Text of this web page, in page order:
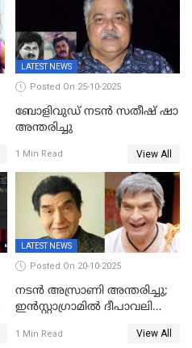
LATEST NEWS
Posted On 25-10-2025
ബോളിവുഡ് നടൻ സതീഷ് ഷാ
അന്തരിച്ചു
1 Min Read View All
LATEST NEWS
Posted On 20-10-2025
നടന്‍ അസ്രാണി അന്തരിച്ചു;
ഇന്‍‌സ്റ്റാഗ്രാമില്‍ ദീപാവലി
മണിക്കൂറുകള്‍ക്കകം
1 Min Read View All